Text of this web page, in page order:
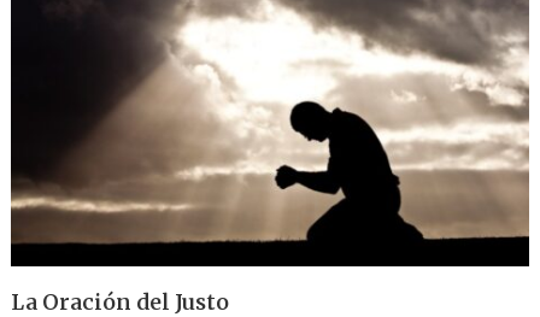
La Oración del Justo